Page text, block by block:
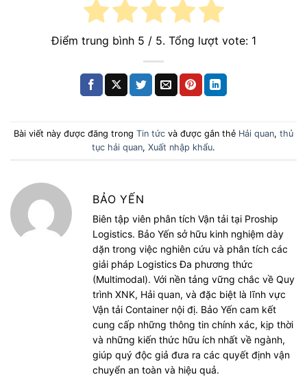
Điểm trung bình 5 / 5. Tổng lượt vote: 1
Bài viết này được đăng trong Tin tức và được gắn thẻ Hải quan, thủ
tục hải quan, Xuất nhập khẩu.
BẢO YẾN
Biên tập viên phân tích Vận tải tại Proship
Logistics. Bảo Yến sở hữu kinh nghiệm dày
dặn trong việc nghiên cứu và phân tích các
giải pháp Logistics Đa phương thức
(Multimodal). Với nền tảng vững chắc về Quy
trình XNK, Hải quan, và đặc biệt là lĩnh vực
Vận tải Container nội đị. Bảo Yến cam kết
cung cấp những thông tin chính xác, kịp thời
và những kiến thức hữu ích nhất về ngành,
giúp quý độc giả đưa ra các quyết định vận
chuyển an toàn và hiệu quả.